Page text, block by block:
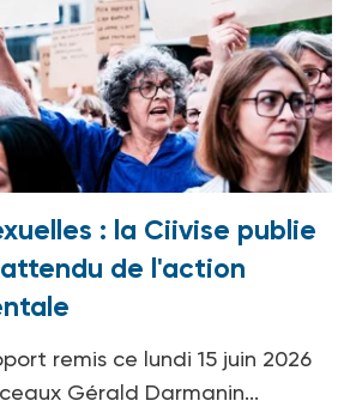
: la Ciivise publie
de l'action
remis ce lundi 15 juin 2026
Gérald Darmanin...